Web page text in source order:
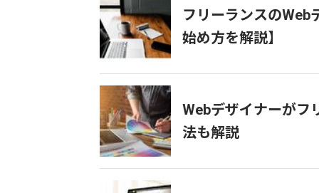
フリーランスのWeb
始め方を解説】
Webデザイナーがフ
法も解説